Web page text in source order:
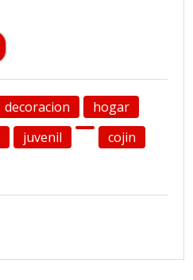
decoracion
hogar
juvenil
cojin